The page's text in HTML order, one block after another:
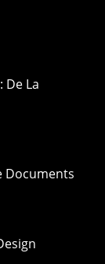
La
Documents